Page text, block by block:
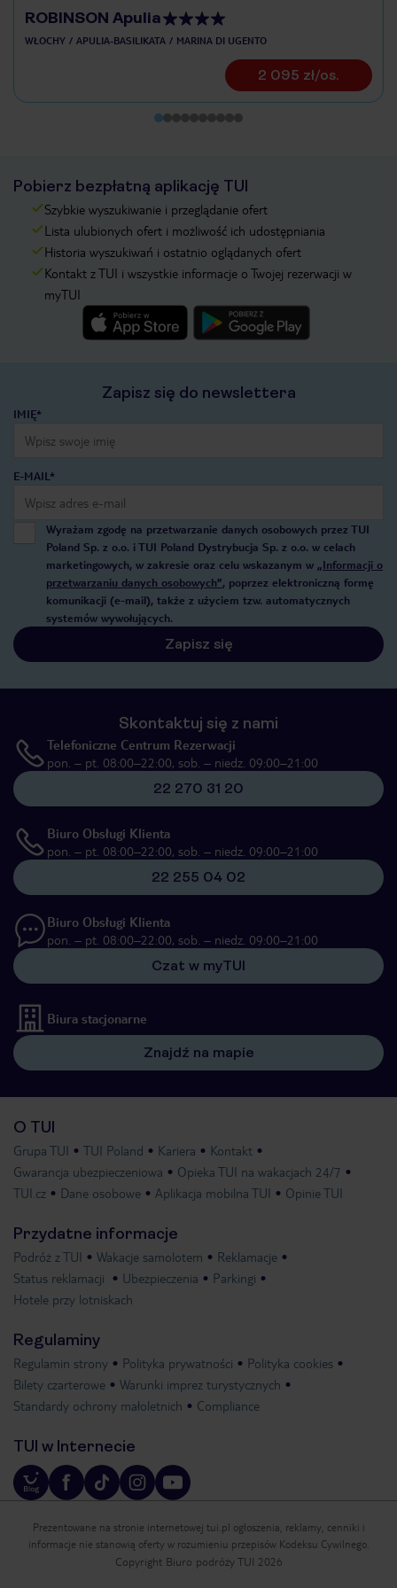
ROBINSON Apulia
WŁOCHY APULIA-BASILIKATA MARINA DI UGENTO
2 095 zł/os.
Pobierz bezpłatną aplikację TUI
Szybkie wyszukiwanie i przeglądanie ofert
Lista ulubionych ofert i możliwość ich udostępniania
Historia wyszukiwań i ostatnio oglądanych ofert
Kontakt z TUI i wszystkie informacje o Twojej rezerwacji w
myTUI
Zapisz się do newslettera
IMIĘ*
E-MAIL*
Wyrażam zgodę na przetwarzanie danych osobowych przez TUI
Poland Sp. z o.o. i TUI Poland Dystrybucja Sp. z o.o. w celach
marketingowych, w zakresie oraz celu wskazanym w „Informacji o
przetwarzaniu danych osobowych”, poprzez elektroniczną formę
komunikacji (e-mail), także z użyciem tzw. automatycznych
systemów wywołujących.
Zapisz się
Skontaktuj się z nami
Telefoniczne Centrum Rezerwacji
pon. – pt. 08:00–22:00, sob. – niedz. 09:00–21:00
22 270 31 20
Biuro Obsługi Klienta
pon. – pt. 08:00–22:00, sob. – niedz. 09:00–21:00
22 255 04 02
Biuro Obsługi Klienta
pon. – pt. 08:00–22:00, sob. – niedz. 09:00–21:00
Czat w myTUI
Biura stacjonarne
Znajdź na mapie
O TUI
Grupa TUI TUI Poland Kariera
Kontakt
Gwarancja ubezpieczeniowa
Opieka TUI na wakacjach 24/7
TUI.cz
Dane osobowe Aplikacja mobilna TUI Opinie TUI
Przydatne informacje
Podróż z TUI Wakacje samolotem
Reklamacje
Status reklamacji
Ubezpieczenia
Parkingi
Hotele przy lotniskach
Regulaminy
Regulamin strony Polityka prywatności
Polityka cookies
Bilety czarterowe
Warunki imprez turystycznych
Standardy ochrony małoletnich
Compliance
TUI w Internecie
Prezentowane na stronie internetowej tui.pl ogłoszenia, reklamy, cenniki i
informacje nie stanowią oferty w rozumieniu przepisów Kodeksu Cywilnego.
Copyright Biuro podróży TUI 2026